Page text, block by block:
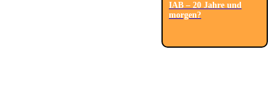
IAB – 20 Jahre und
morgen?